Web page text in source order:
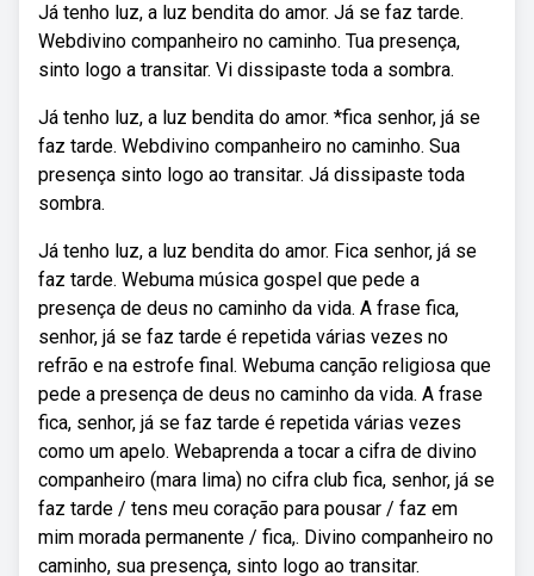
Já tenho luz, a luz bendita do amor. Já se faz tarde.
Webdivino companheiro no caminho. Tua presença,
sinto logo a transitar. Vi dissipaste toda a sombra.
Já tenho luz, a luz bendita do amor. *fica senhor, já se
faz tarde. Webdivino companheiro no caminho. Sua
presença sinto logo ao transitar. Já dissipaste toda
sombra.
Já tenho luz, a luz bendita do amor. Fica senhor, já se
faz tarde. Webuma música gospel que pede a
presença de deus no caminho da vida. A frase fica,
senhor, já se faz tarde é repetida várias vezes no
refrão e na estrofe final. Webuma canção religiosa que
pede a presença de deus no caminho da vida. A frase
fica, senhor, já se faz tarde é repetida várias vezes
como um apelo. Webaprenda a tocar a cifra de divino
companheiro (mara lima) no cifra club fica, senhor, já se
faz tarde / tens meu coração para pousar / faz em
mim morada permanente / fica,. Divino companheiro no
caminho, sua presença, sinto logo ao transitar.